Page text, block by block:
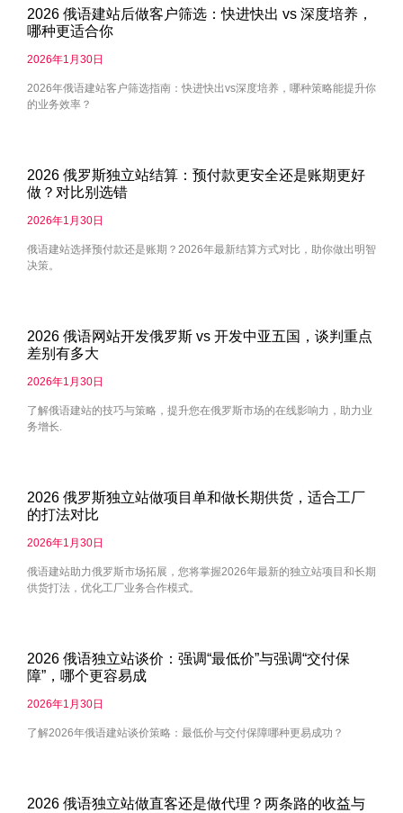
2026 俄语建站后做客户筛选：快进快出 vs 深度培养，
哪种更适合你
2026年1月30日
2026年俄语建站客户筛选指南：快进快出vs深度培养，哪种策略能提升你
的业务效率？
2026 俄罗斯独立站结算：预付款更安全还是账期更好
做？对比别选错
2026年1月30日
俄语建站选择预付款还是账期？2026年最新结算方式对比，助你做出明智
决策。
2026 俄语网站开发俄罗斯 vs 开发中亚五国，谈判重点
差别有多大
2026年1月30日
了解俄语建站的技巧与策略，提升您在俄罗斯市场的在线影响力，助力业
务增长.
2026 俄罗斯独立站做项目单和做长期供货，适合工厂
的打法对比
2026年1月30日
俄语建站助力俄罗斯市场拓展，您将掌握2026年最新的独立站项目和长期
供货打法，优化工厂业务合作模式。
2026 俄语独立站谈价：强调“最低价”与强调“交付保
障”，哪个更容易成
2026年1月30日
了解2026年俄语建站谈价策略：最低价与交付保障哪种更易成功？
2026 俄语独立站做直客还是做代理？两条路的收益与